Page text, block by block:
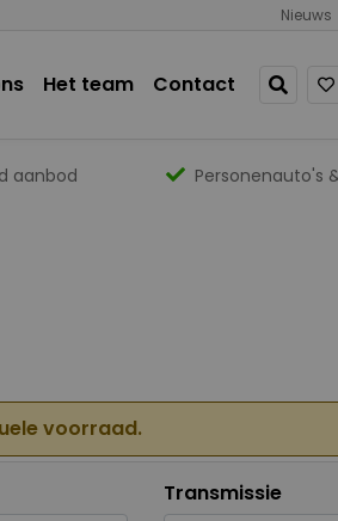
Nieuws
Het team Contact
aanbod Personenauto's
voorraad.
Transmissie